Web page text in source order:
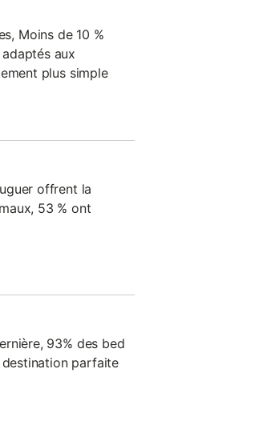
Moins de 10 %
aux
plus simple
offrent la
53 % ont
93% des bed
parfaite